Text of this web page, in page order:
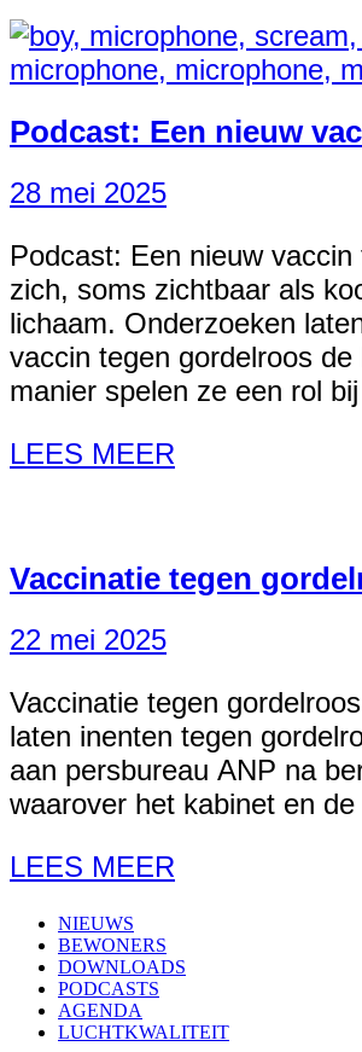
Podcast: Een nieuw
28 mei 2025
Podcast: Een nieuw
zich, soms zichtbaar als
lichaam. Onderzoeken
vaccin tegen gordelroos
manier spelen ze een rol
LEES MEER
Vaccinatie tegen
22 mei 2025
Vaccinatie tegen
laten inenten tegen
aan persbureau ANP na
waarover het kabinet en
LEES MEER
NIEUWS
BEWONERS
DOWNLOADS
PODCASTS
AGENDA
LUCHTKWALITEIT